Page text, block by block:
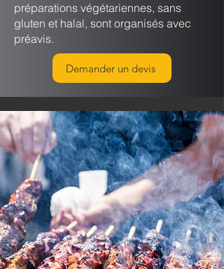
préparations végétariennes, sans
gluten et halal, sont organisés avec
préavis.
Demander un devis